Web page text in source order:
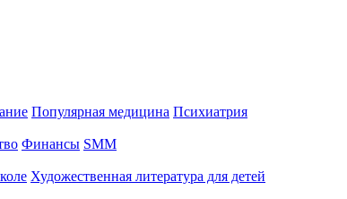
Популярная медицина Психиатрия
Финансы SMM
Художественная литература для детей